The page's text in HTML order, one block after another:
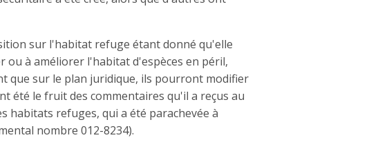
sur l'habitat refuge étant donné qu'elle
ou à améliorer l'habitat d'espèces en péril,
que sur le plan juridique, ils pourront modifier
été le fruit des commentaires qu'il a reçus au
habitats refuges, qui a été parachevée à
nombre 012-8234).